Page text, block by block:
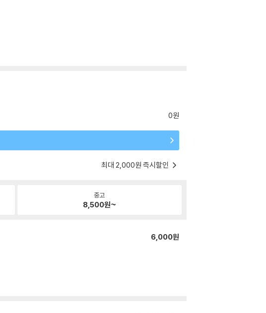
0원
최대 2,000원 즉시할인
중고
8,500원~
6,000원